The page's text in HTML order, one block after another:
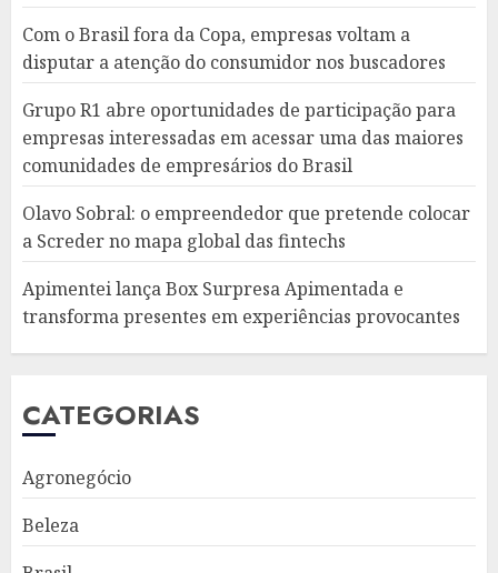
Com o Brasil fora da Copa, empresas voltam a
disputar a atenção do consumidor nos buscadores
Grupo R1 abre oportunidades de participação para
empresas interessadas em acessar uma das maiores
comunidades de empresários do Brasil
Olavo Sobral: o empreendedor que pretende colocar
a Screder no mapa global das fintechs
Apimentei lança Box Surpresa Apimentada e
transforma presentes em experiências provocantes
CATEGORIAS
Agronegócio
Beleza